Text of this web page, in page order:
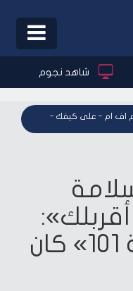
Toggle
شاهد نجوم
- اف ام - على كيفك نجوم اف
تقديم «الكتيبة 101» كان